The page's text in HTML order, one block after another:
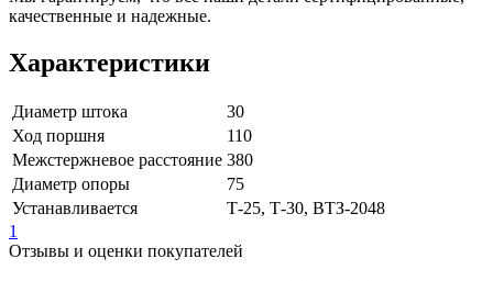
качественные и надежные.
Характеристики
Диаметр штока
30
Ход поршня
110
Межстержневое расстояние 380
Диаметр опоры
75
Устанавливается
Т-25, Т-30, ВТЗ-2048
1
Отзывы и оценки покупателей